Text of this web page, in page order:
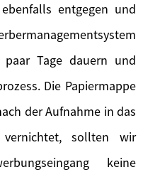
entgegen und
Tage dauern und
Die Papiermappe
der Aufnahme in das
vernichtet, sollten wir
keine